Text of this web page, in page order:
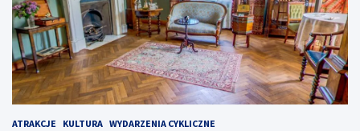
ATRAKCJE KULTURA WYDARZENIA CYKLICZNE